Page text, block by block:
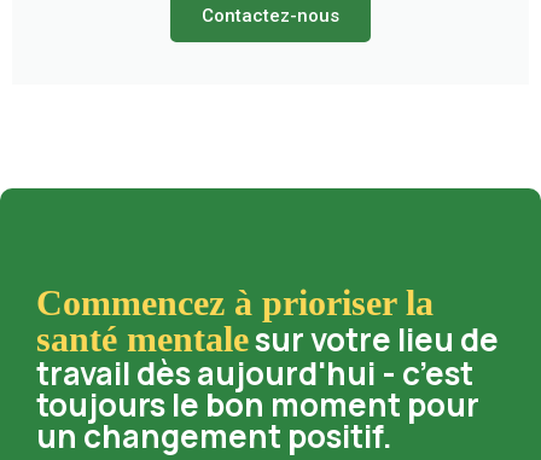
Contactez-nous
Commencez à prioriser la
santé mentalesur votre lieu de
travail dès aujourd'hui - c’est
toujours le bon moment pour
un changement positif.